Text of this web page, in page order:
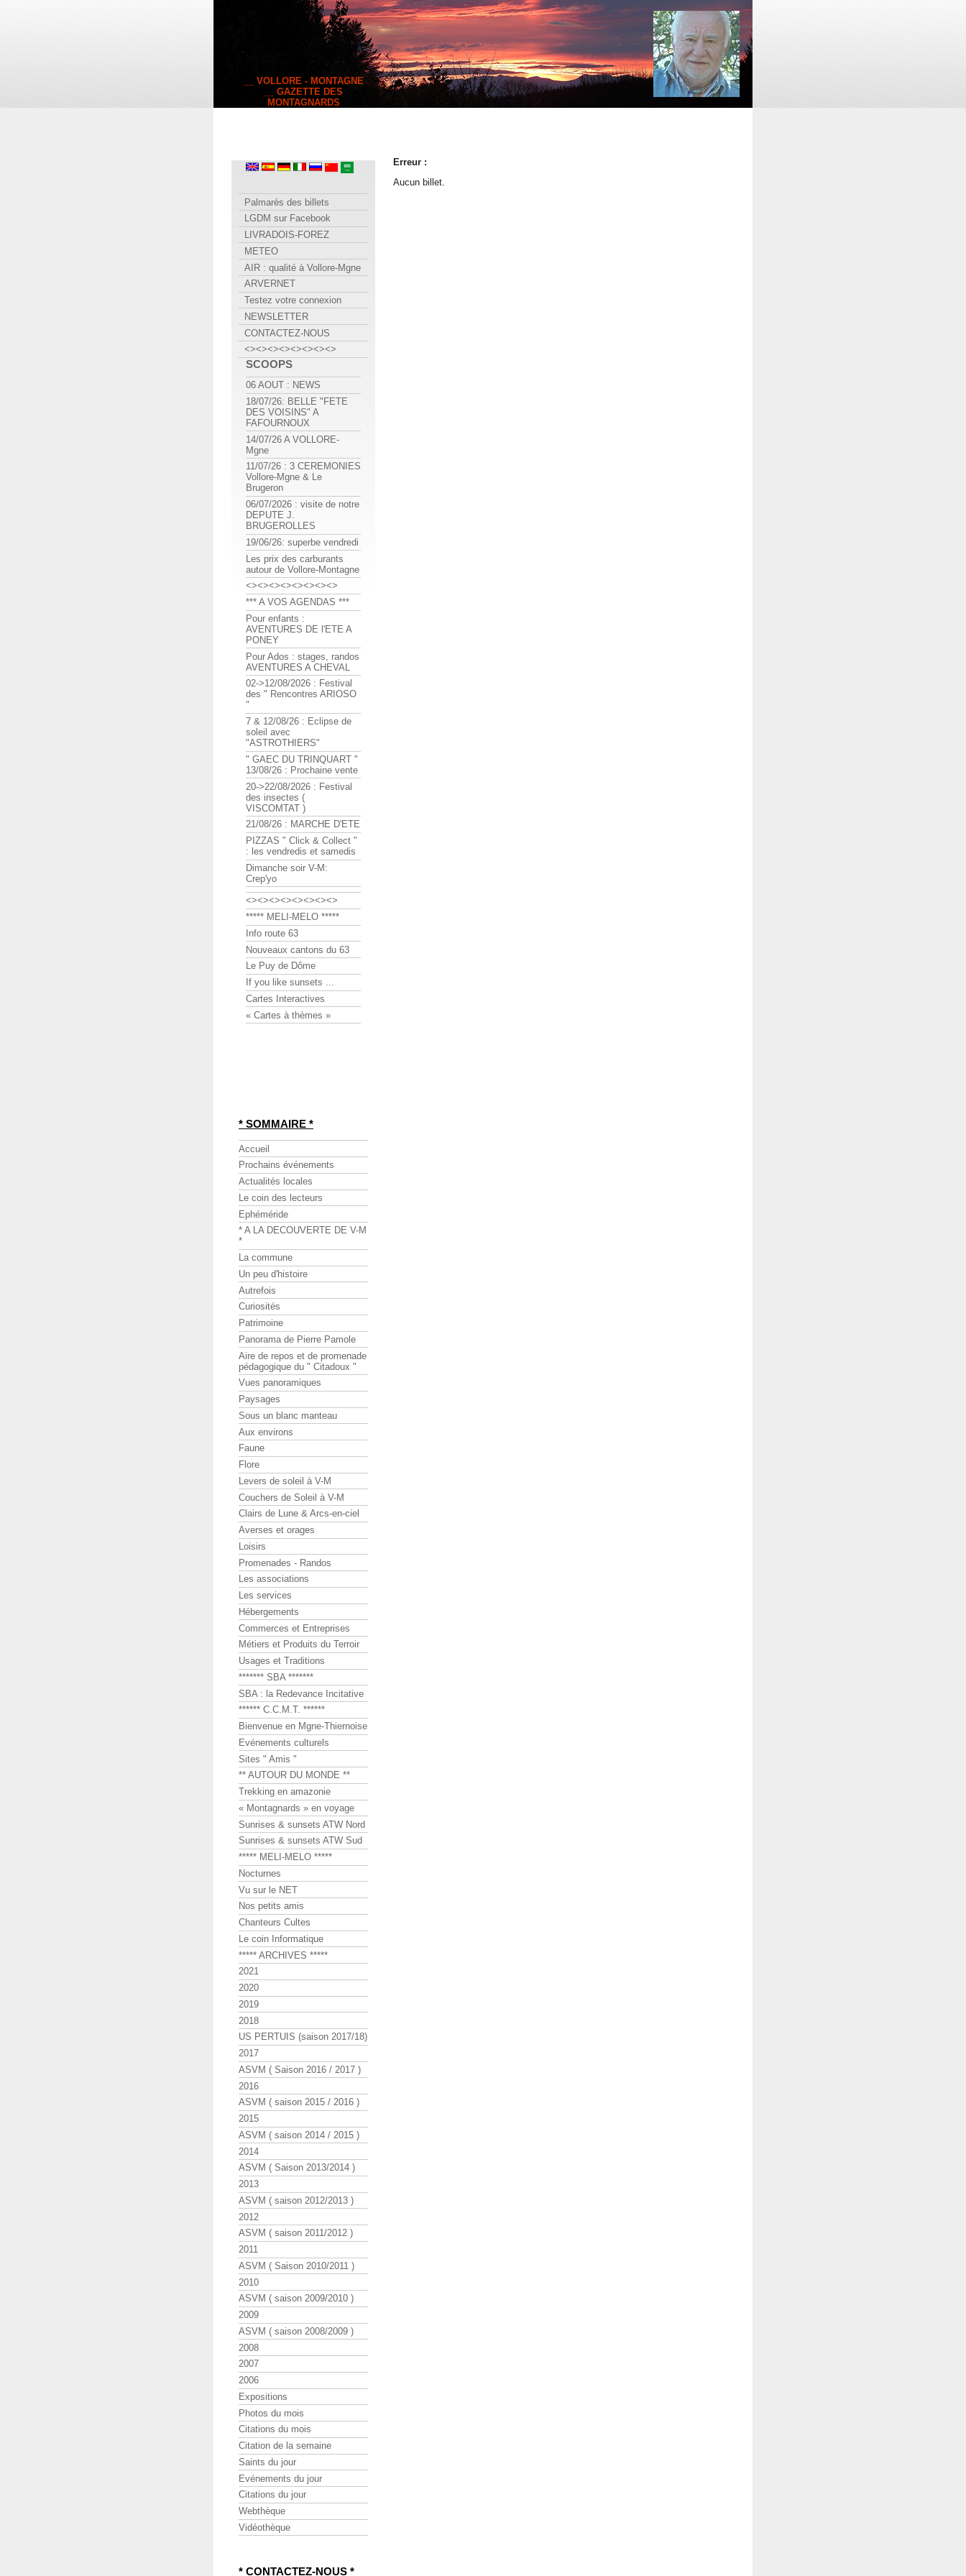
__ VOLLORE - MONTAGNE
__ GAZETTE DES
MONTAGNARDS
Erreur :
Aucun billet.
Palmarès des billets
LGDM sur Facebook
LIVRADOIS-FOREZ
METEO
AIR : qualité à Vollore-Mgne
ARVERNET
Testez votre connexion
NEWSLETTER
CONTACTEZ-NOUS
<><><><><><><><>
SCOOPS
06 AOUT : NEWS
18/07/26: BELLE "FETE
DES VOISINS" A
FAFOURNOUX
14/07/26 A VOLLORE-
Mgne
11/07/26 : 3 CEREMONIES
Vollore-Mgne & Le
Brugeron
06/07/2026 : visite de notre
DEPUTE J.
BRUGEROLLES
19/06/26: superbe vendredi
Les prix des carburants
autour de Vollore-Montagne
<><><><><><><><>
*** A VOS AGENDAS ***
Pour enfants :
AVENTURES DE l'ETE A
PONEY
Pour Ados : stages, randos
AVENTURES A CHEVAL
02->12/08/2026 : Festival
des " Rencontres ARIOSO
"
7 & 12/08/26 : Eclipse de
soleil avec
"ASTROTHIERS"
" GAEC DU TRINQUART "
13/08/26 : Prochaine vente
20->22/08/2026 : Festival
des insectes (
VISCOMTAT )
21/08/26 : MARCHE D'ETE
PIZZAS " Click & Collect "
: les vendredis et samedis
Dimanche soir V-M:
Crep'yo
<><><><><><><><>
***** MELI-MELO *****
Info route 63
Nouveaux cantons du 63
Le Puy de Dôme
If you like sunsets ...
Cartes Interactives
« Cartes à thèmes »
* SOMMAIRE *
Accueil
Prochains événements
Actualités locales
Le coin des lecteurs
Ephéméride
* A LA DECOUVERTE DE V-M
*
La commune
Un peu d'histoire
Autrefois
Curiosités
Patrimoine
Panorama de Pierre Pamole
Aire de repos et de promenade
pédagogique du " Citadoux "
Vues panoramiques
Paysages
Sous un blanc manteau
Aux environs
Faune
Flore
Levers de soleil à V-M
Couchers de Soleil à V-M
Clairs de Lune & Arcs-en-ciel
Averses et orages
Loisirs
Promenades - Randos
Les associations
Les services
Hébergements
Commerces et Entreprises
Métiers et Produits du Terroir
Usages et Traditions
******* SBA *******
SBA : la Redevance Incitative
****** C.C.M.T. ******
Bienvenue en Mgne-Thiernoise
Evénements culturels
Sites " Amis "
** AUTOUR DU MONDE **
Trekking en amazonie
« Montagnards » en voyage
Sunrises & sunsets ATW Nord
Sunrises & sunsets ATW Sud
***** MELI-MELO *****
Nocturnes
Vu sur le NET
Nos petits amis
Chanteurs Cultes
Le coin Informatique
***** ARCHIVES *****
2021
2020
2019
2018
US PERTUIS (saison 2017/18)
2017
ASVM ( Saison 2016 / 2017 )
2016
ASVM ( saison 2015 / 2016 )
2015
ASVM ( saison 2014 / 2015 )
2014
ASVM ( Saison 2013/2014 )
2013
ASVM ( saison 2012/2013 )
2012
ASVM ( saison 2011/2012 )
2011
ASVM ( Saison 2010/2011 )
2010
ASVM ( saison 2009/2010 )
2009
ASVM ( saison 2008/2009 )
2008
2007
2006
Expositions
Photos du mois
Citations du mois
Citation de la semaine
Saints du jour
Evénements du jour
Citations du jour
Webthèque
Vidéothèque
* CONTACTEZ-NOUS *